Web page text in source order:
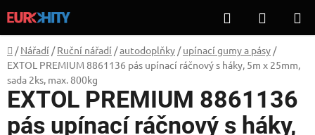
na
obsah
Hledat
KOŠÍK
Domů
/ Nářadí / Ruční nářadí /autodoplňky / upínací gumy a pásy /
EXTOL PREMIUM 8861136 pás upínací ráčnový s háky, 5m x 25mm,
sada 2ks, max. 800kg
EXTOL PREMIUM 8861136
pás upínací ráčnový s háky,